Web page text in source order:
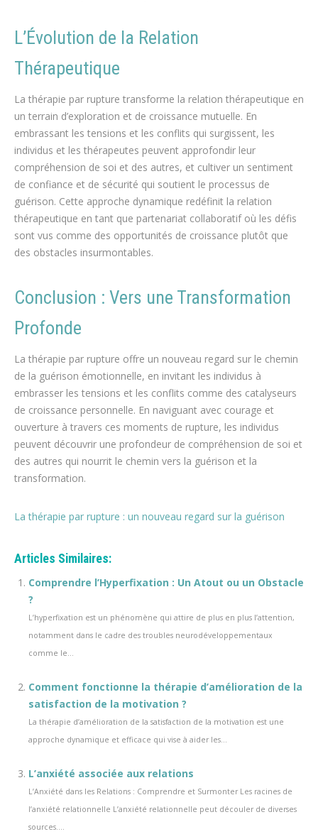
L’Évolution de la Relation
Thérapeutique
La thérapie par rupture transforme la relation thérapeutique en
un terrain d’exploration et de croissance mutuelle. En
embrassant les tensions et les conflits qui surgissent, les
individus et les thérapeutes peuvent approfondir leur
compréhension de soi et des autres, et cultiver un sentiment
de confiance et de sécurité qui soutient le processus de
guérison. Cette approche dynamique redéfinit la relation
thérapeutique en tant que partenariat collaboratif où les défis
sont vus comme des opportunités de croissance plutôt que
des obstacles insurmontables.
Conclusion : Vers une Transformation
Profonde
La thérapie par rupture offre un nouveau regard sur le chemin
de la guérison émotionnelle, en invitant les individus à
embrasser les tensions et les conflits comme des catalyseurs
de croissance personnelle. En naviguant avec courage et
ouverture à travers ces moments de rupture, les individus
peuvent découvrir une profondeur de compréhension de soi et
des autres qui nourrit le chemin vers la guérison et la
transformation.
La thérapie par rupture : un nouveau regard sur la guérison
Articles Similaires:
Comprendre l’Hyperfixation : Un Atout ou un Obstacle
?
L’hyperfixation est un phénomène qui attire de plus en plus l’attention,
notamment dans le cadre des troubles neurodéveloppementaux
comme le...
Comment fonctionne la thérapie d’amélioration de la
satisfaction de la motivation ?
La thérapie d’amélioration de la satisfaction de la motivation est une
approche dynamique et efficace qui vise à aider les...
L’anxiété associée aux relations
L’Anxiété dans les Relations : Comprendre et Surmonter Les racines de
l’anxiété relationnelle L’anxiété relationnelle peut découler de diverses
sources....